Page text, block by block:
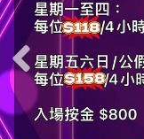
登
入
註
冊